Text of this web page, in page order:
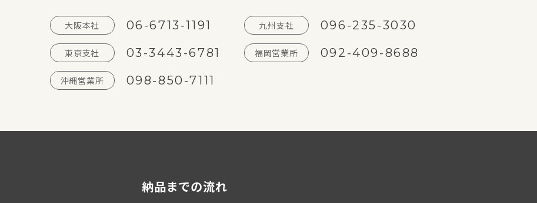
大阪本社 06-6713-1191 九州支社 096-235-3030
東京支社 03-3443-6781 福岡営業所 092-409-8688
沖縄営業所 098-850-7111
納品までの流れ